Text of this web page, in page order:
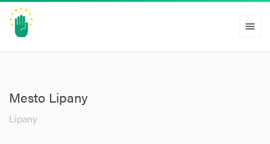
menu
Mesto Lipany
Lipany